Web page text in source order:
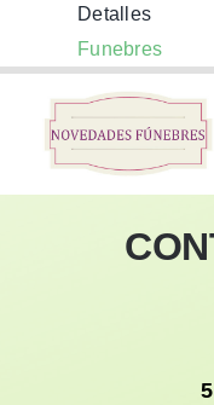
Rosas
Ellos
Detalles
Funebres